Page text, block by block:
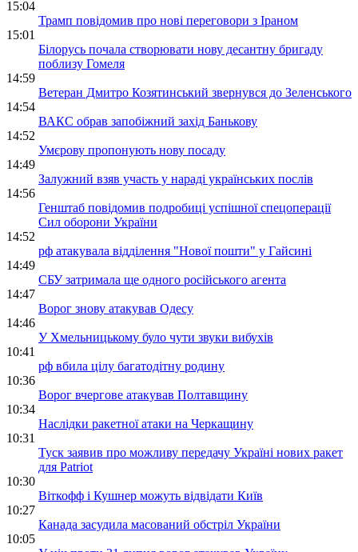
15:04
Трамп повідомив про нові переговори з Іраном
15:01
Білорусь почала створювати нову десантну бригаду
поблизу Гомеля
14:59
Ветеран Дмитро Козятинський звернувся до Зеленського
14:54
ВАКС обрав запобіжний захід Банькову
14:52
Умєрову пропонують нову посаду
14:49
Залужний взяв участь у нараді українських послів
14:56
Генштаб повідомив подробиці успішної спецоперації
Сил оборони України
14:52
рф атакувала відділення "Нової пошти" у Гайсині
14:49
СБУ затримала ще одного російського агента
14:47
Ворог знову атакував Одесу
14:46
У Хмельницькому було чути звуки вибухів
10:41
рф вбила цілу багатодітну родину
10:36
Ворог вчергове атакував Полтавщину
10:34
Наслідки ракетної атаки на Черкащину
10:31
Туск заявив про можливу передачу Україні нових ракет
для Patriot
10:30
Віткофф і Кушнер можуть відвідати Київ
10:27
Канада засудила масований обстріл України
10:05